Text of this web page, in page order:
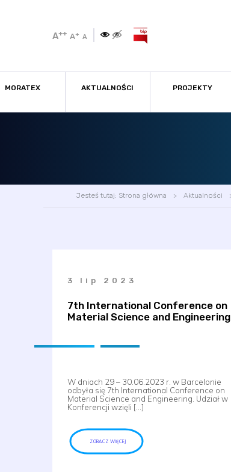
A++ A+ A
MORATEX AKTUALNOŚCI PROJEKTY
Jesteś tutaj: Strona główna Aktualności
3 lip 2023
7th International Conference on
Material Science and Engineering
W dniach 29 – 30.06.2023 r. w Barcelonie
odbyła się 7th International Conference on
Material Science and Engineering. Udział w
Konferencji wzięli […]
ZOBACZ WIĘCEJ